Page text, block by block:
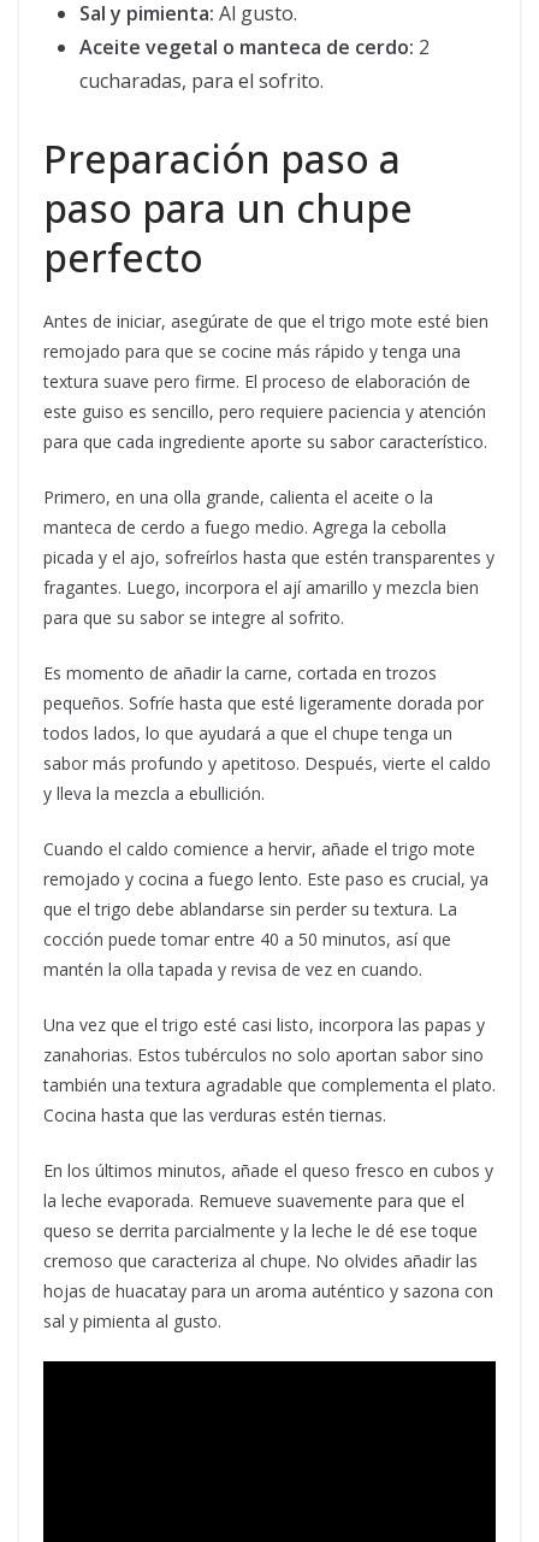
Sal y pimienta: Al gusto.
Aceite vegetal o manteca de cerdo: 2
cucharadas, para el sofrito.
Preparación paso a
paso para un chupe
perfecto
Antes de iniciar, asegúrate de que el trigo mote esté bien
remojado para que se cocine más rápido y tenga una
textura suave pero firme. El proceso de elaboración de
este guiso es sencillo, pero requiere paciencia y atención
para que cada ingrediente aporte su sabor característico.
Primero, en una olla grande, calienta el aceite o la
manteca de cerdo a fuego medio. Agrega la cebolla
picada y el ajo, sofreírlos hasta que estén transparentes y
fragantes. Luego, incorpora el ají amarillo y mezcla bien
para que su sabor se integre al sofrito.
Es momento de añadir la carne, cortada en trozos
pequeños. Sofríe hasta que esté ligeramente dorada por
todos lados, lo que ayudará a que el chupe tenga un
sabor más profundo y apetitoso. Después, vierte el caldo
y lleva la mezcla a ebullición.
Cuando el caldo comience a hervir, añade el trigo mote
remojado y cocina a fuego lento. Este paso es crucial, ya
que el trigo debe ablandarse sin perder su textura. La
cocción puede tomar entre 40 a 50 minutos, así que
mantén la olla tapada y revisa de vez en cuando.
Una vez que el trigo esté casi listo, incorpora las papas y
zanahorias. Estos tubérculos no solo aportan sabor sino
también una textura agradable que complementa el plato.
Cocina hasta que las verduras estén tiernas.
En los últimos minutos, añade el queso fresco en cubos y
la leche evaporada. Remueve suavemente para que el
queso se derrita parcialmente y la leche le dé ese toque
cremoso que caracteriza al chupe. No olvides añadir las
hojas de huacatay para un aroma auténtico y sazona con
sal y pimienta al gusto.